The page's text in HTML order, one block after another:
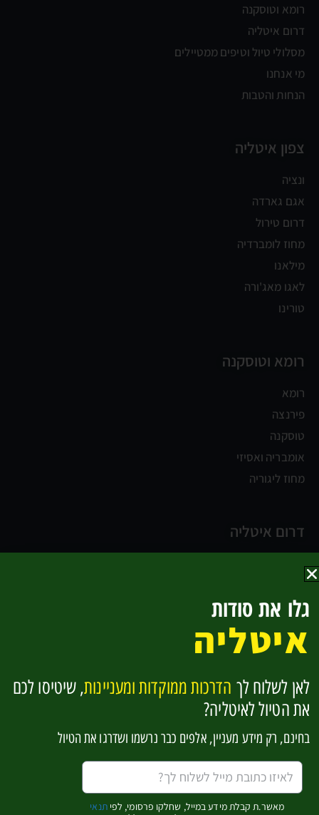
רומא וטוסקנה
דרום איטליה
מסלולי טיול וטיפים ממטיילים
מי אנחנו
הנחות והטבות
צפון איטליה
ונציה
אגם גארדה
דרום טירול
מחוז לומברדיה
מילאנו
לאגו מאג'ורה
טורינו
רומא וטוסקנה
רומא
פירנצה
טוסקנה
אומבריה ואסיזי
מחוז ליגוריה
דרום איטליה
נאפולי
קמפניה וחוף אמלפי
החוף האדריאטי
בזיליקטה וקלבריה
סיציליה
להפוך למומחים לאיטליה בקליק אחד
אשמח לקבל מידע מעניין (שחלקו פרסומי)
כן, זה מעניין אותי!
גלו את סודות
איטליה
לאן לשלוח לך הדרכות ממוקדות ומעניינות, שיטיסו לכם
את הטיול לאיטליה?
בחינם, רק מידע מעניין, אלפים כבר נרשמו ושדרגו את הטיול
מאשר.ת קבלת מידע במייל, שחלקו פרסומי, לפיתנאי